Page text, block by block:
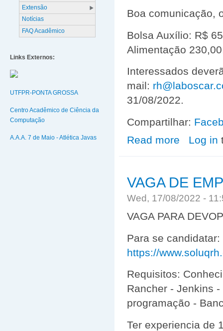
Extensão
Notícias
FAQ Acadêmico
Links Externos:
UTFPR-PONTA GROSSA
Centro Acadêmico de Ciência da
Computação
A.A.A. 7 de Maio - Atlética Javas
Boa comunicação,
Bolsa Auxílio: R$
Alimentação
Interessados
mail:
31/08/2022.
Compartilhar:
Read more about VAGA
Log in
VAGA DE
Wed, 17/08/2022 -
VAGA PARA
Para se candidatar:
https://
Requisitos:
Rancher - Jenkins
programação -
Ter experiencia de